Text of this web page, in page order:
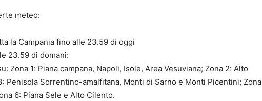
meteo:
la Campania fino alle 23.59 di oggi
23.59 di domani:
Zona 1: Piana campana, Napoli, Isole, Area Vesuviana; Zona 2: Alto
Penisola Sorrentino-amalfitana, Monti di Sarno e Monti Picentini; Zona
6: Piana Sele e Alto Cilento.